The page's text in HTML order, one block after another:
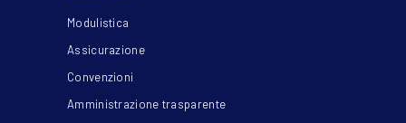
Modulistica
Assicurazione
Convenzioni
Amministrazione trasparente